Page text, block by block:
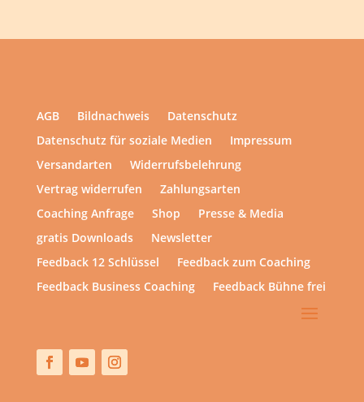
AGB Bildnachweis
Datenschutz
Datenschutz für soziale Medien
Impressum
Versandarten
Widerrufsbelehrung
Vertrag widerrufen
Zahlungsarten
Coaching Anfrage
Shop
Presse & Media
gratis Downloads
Newsletter
Feedback 12 Schlüssel
Feedback zum Coaching
Feedback Business Coaching
Feedback Bühne frei